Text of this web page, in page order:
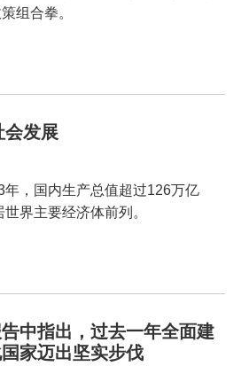
组合拳。
会发展
，国内生产总值超过126万亿
界主要经济体前列。
中指出，过去一年全面建
家迈出坚实步伐